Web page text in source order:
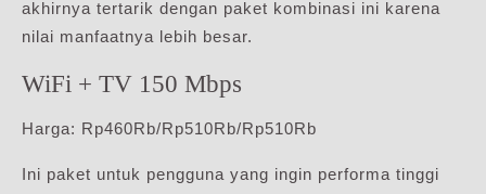
akhirnya tertarik dengan paket kombinasi ini karena
nilai manfaatnya lebih besar.
WiFi + TV 150 Mbps
Harga: Rp460Rb/Rp510Rb/Rp510Rb
Ini paket untuk pengguna yang ingin performa tinggi